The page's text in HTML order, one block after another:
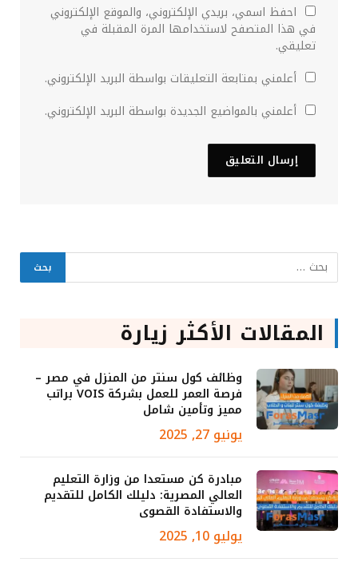
احفظ اسمي، بريدي الإلكتروني، والموقع الإلكتروني
في هذا المتصفح لاستخدامها المرة المقبلة في
تعليقي.
أعلمني بمتابعة التعليقات بواسطة البريد الإلكتروني.
أعلمني بالمواضيع الجديدة بواسطة البريد الإلكتروني.
المقالات الأكثر زيارة
وظائف كول سنتر من المنزل في مصر –
فرصة العمر للعمل بشركة VOIS براتب
مميز وتأمين شامل
يونيو 27, 2025
مبادرة كن مستعدا من وزارة التعليم
العالي المصرية: دليلك الكامل للتقديم
والاستفادة القصوى
يوليو 10, 2025